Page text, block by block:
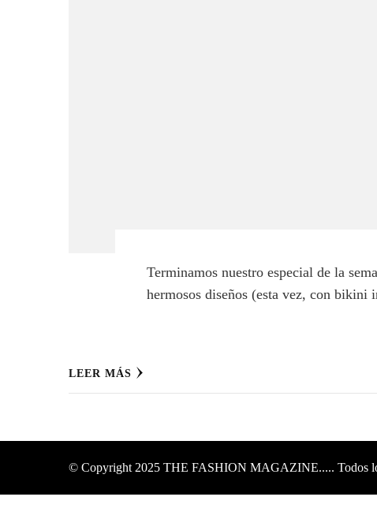
Terminamos nuestro especial de la
hermosos diseños (esta vez, con
LEER MÁS
© Copyright 2025 THE FASHION MAGAZINE..... Todos